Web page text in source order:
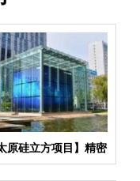
原硅立方项目】精密
系统金属软管合同